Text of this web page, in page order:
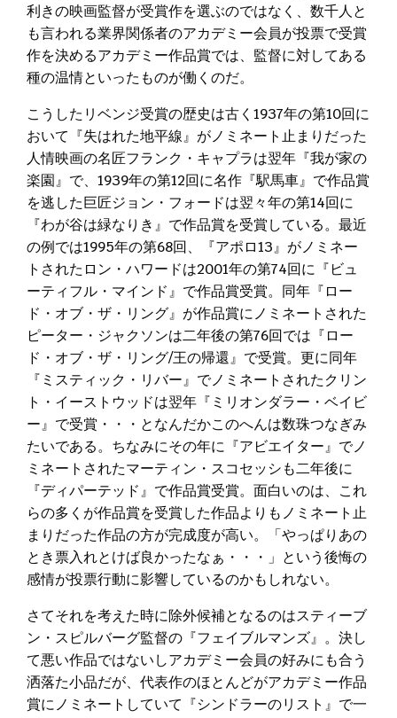
利きの映画監督が受賞作を選ぶのではなく、数千人と
も言われる業界関係者のアカデミー会員が投票で受賞
作を決めるアカデミー作品賞では、監督に対してある
種の温情といったものが働くのだ。
こうしたリベンジ受賞の歴史は古く1937年の第10回に
おいて『失はれた地平線』がノミネート止まりだった
人情映画の名匠フランク・キャプラは翌年『我が家の
楽園』で、1939年の第12回に名作『駅馬車』で作品賞
を逃した巨匠ジョン・フォードは翌々年の第14回に
『わが谷は緑なりき』で作品賞を受賞している。最近
の例では1995年の第68回、『アポロ13』がノミネー
トされたロン・ハワードは2001年の第74回に『ビュ
ーティフル・マインド』で作品賞受賞。同年『ロー
ド・オブ・ザ・リング』が作品賞にノミネートされた
ピーター・ジャクソンは二年後の第76回では『ロー
ド・オブ・ザ・リング/王の帰還』で受賞。更に同年
『ミスティック・リバー』でノミネートされたクリン
ト・イーストウッドは翌年『ミリオンダラー・ベイビ
ー』で受賞・・・となんだかこのへんは数珠つなぎみ
たいである。ちなみにその年に『アビエイター』でノ
ミネートされたマーティン・スコセッシも二年後に
『ディパーテッド』で作品賞受賞。面白いのは、これ
らの多くが作品賞を受賞した作品よりもノミネート止
まりだった作品の方が完成度が高い。「やっぱりあの
とき票入れとけば良かったなぁ・・・」という後悔の
感情が投票行動に影響しているのかもしれない。
さてそれを考えた時に除外候補となるのはスティーブ
ン・スピルバーグ監督の『フェイブルマンズ』。決し
て悪い作品ではないしアカデミー会員の好みにも合う
洒落た小品だが、代表作のほとんどがアカデミー作品
賞にノミネートしていて『シンドラーのリスト』で一